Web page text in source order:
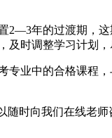
2—3年的过渡期，这
时调整学习计划，
专业中的合格课程
随时向我们在线老